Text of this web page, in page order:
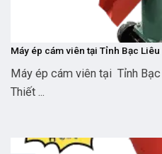
Máy ép cám viên tại Tỉnh Bạc Liêu
Máy ép cám viên tại Tỉnh
Thiết ...